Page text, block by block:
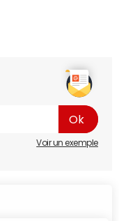
Voir un exemple